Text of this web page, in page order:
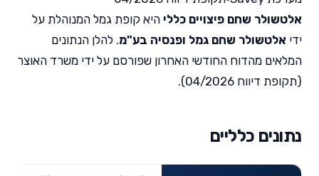
אלטשולר שחם פיצויים כללי היא קופת גמל המנוהלת על
ידי אלטשולר שחם גמל ופנסיה בע"מ. להלן הנתונים
המלאים מהדוח החודשי האחרון שפורסם על ידי משרד האוצר
(תקופת דיווח 04/2026).
נתונים כלליים